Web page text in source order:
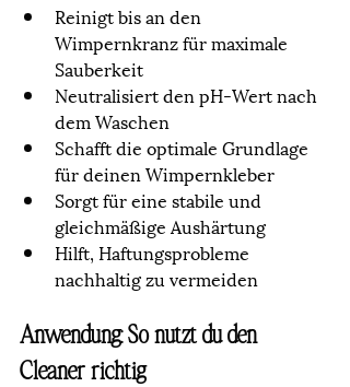
Reinigt bis an den
Wimpernkranz für maximale
Sauberkeit
Neutralisiert den pH-Wert nach
dem Waschen
Schafft die optimale Grundlage
für deinen Wimpernkleber
Sorgt für eine stabile und
gleichmäßige Aushärtung
Hilft, Haftungsprobleme
nachhaltig zu vermeiden
Anwendung: So nutzt du den
Cleaner richtig